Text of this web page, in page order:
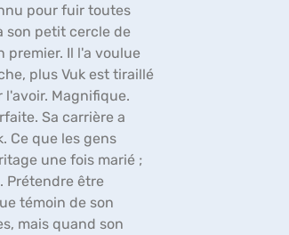
pour fuir toutes
son petit cercle de
premier. Il l'a voulue
plus Vuk est tiraillé
Magnifique.
Sa carrière a
Ce que les gens
une fois marié ;
Prétendre être
témoin de son
mais quand son